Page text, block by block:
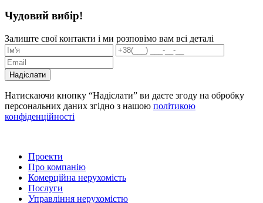
Чудовий вибір!
Залиште свої контакти і ми розповімо вам всі деталі
Надіслати
Натискаючи кнопку “Надіслати” ви даєте згоду на обробку
персональних даних згідно з нашою політикою
конфіденційності
Проекти
Про компанію
Комерційна нерухомість
Послуги
Управління нерухомістю